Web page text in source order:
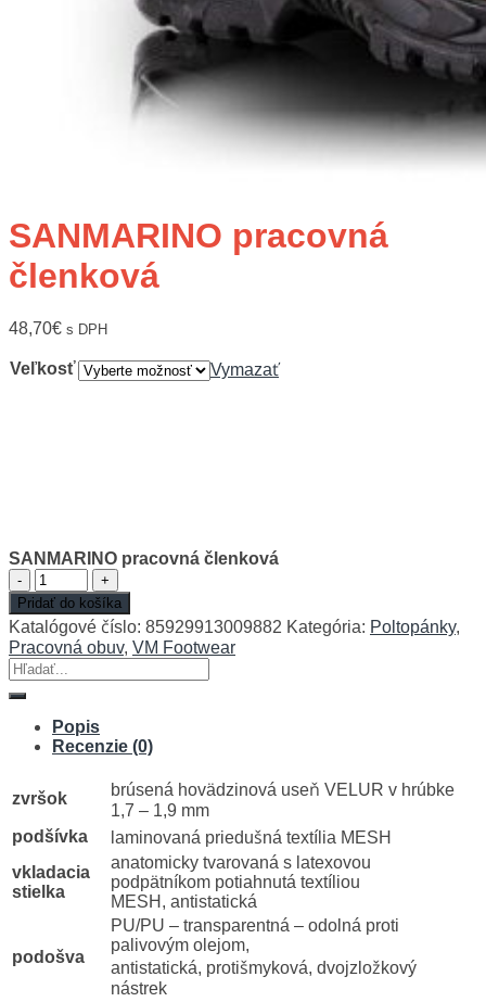
SANMARINO pracovná
členková
48,70€ s DPH
Veľkosť Vymazať
SANMARINO pracovná členková
množstvo
SANMARINO
pracovná
členková
Pridať do košíka
Katalógové číslo: 85929913009882 Kategória: Poltopánky,
Pracovná obuv, VM Footwear
Hľadať:
Popis
Recenzie (0)
zvršok
brúsená hovädzinová useň VELUR v hrúbke
1,7 – 1,9 mm
podšívka
laminovaná priedušná textília MESH
vkladacia
stielka
anatomicky tvarovaná s latexovou
podpätníkom potiahnutá textíliou
MESH, antistatická
podošva
PU/PU – transparentná – odolná proti
palivovým olejom,
antistatická, protišmyková, dvojzložkový
nástrek